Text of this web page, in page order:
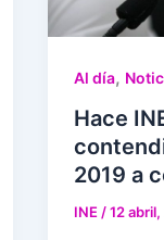
Al día,
Hace
2019 a
INE/12